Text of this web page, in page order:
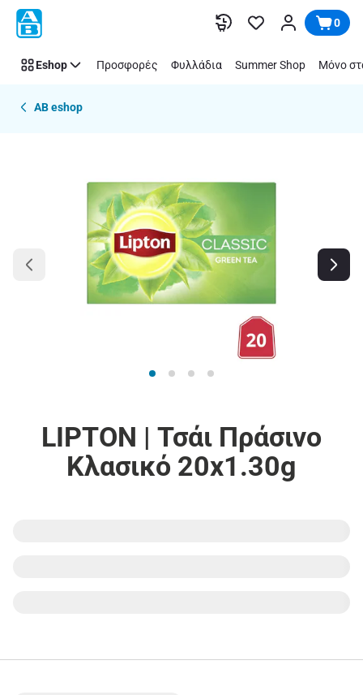
Παράλειψη 0
Eshop Προσφορές Φυλλάδια Summer Shop Μόνο
AB eshop
LIPTON | Τσάι Πράσινο
Κλασικό 20x1.30g